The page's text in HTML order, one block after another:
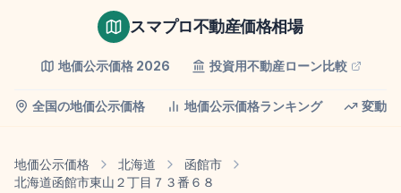
スマプロ不動産価格相場
地価公示価格 2026 投資用不動産ローン比較
全国の地価公示価格 地価公示価格ランキング 変動
地価公示価格 北海道
函館市
北海道函館市東山２丁目７３番６８